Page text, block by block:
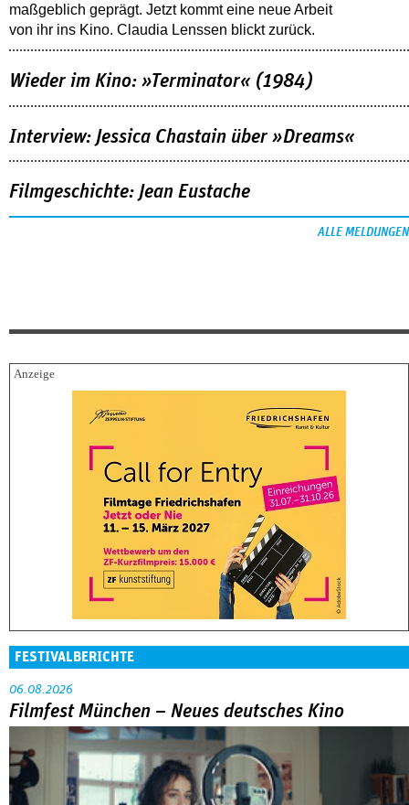
maßgeblich geprägt. Jetzt kommt eine neue Arbeit
von ihr ins Kino. Claudia Lenssen blickt zurück.
Wieder im Kino: »Terminator« (1984)
Interview: Jessica Chastain über »Dreams«
Filmgeschichte: Jean Eustache
ALLE MELDUNGEN
FESTIVALBERICHTE
06.08.2026
Filmfest München – Neues deutsches Kino